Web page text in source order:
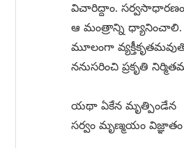
విచారిద్దాం.
ఆ మంత్రాన్ని ధ్యానించాలి.
మూలంగా
ననుసరించి ప్రకృతి
యథా ఏకేన మృత్పిండేన
సర్వం మృణ్మయం